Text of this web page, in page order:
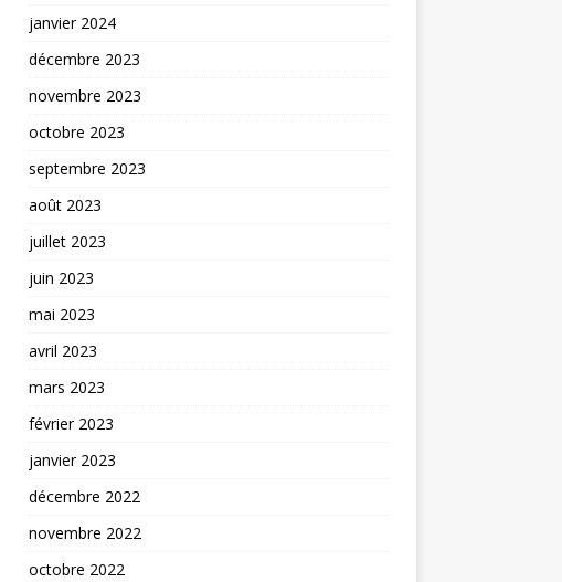
janvier 2024
décembre 2023
novembre 2023
octobre 2023
septembre 2023
août 2023
juillet 2023
juin 2023
mai 2023
avril 2023
mars 2023
février 2023
janvier 2023
décembre 2022
novembre 2022
octobre 2022